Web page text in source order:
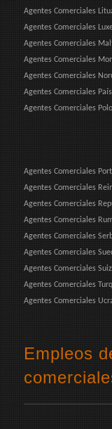
Agentes Comerciales
Agentes Comerciales
Agentes Comerciales
Agentes Comerciales
Agentes Comerciales
Agentes Comerciales
Agentes Comerciales
Agentes Comerciales
Agentes Comerciales
Agentes Comerciales
Agentes Comerciales
Agentes Comerciales
Agentes Comerciales
Agentes Comerciales
Agentes Comerciales
Agentes Comerciales
Empleos